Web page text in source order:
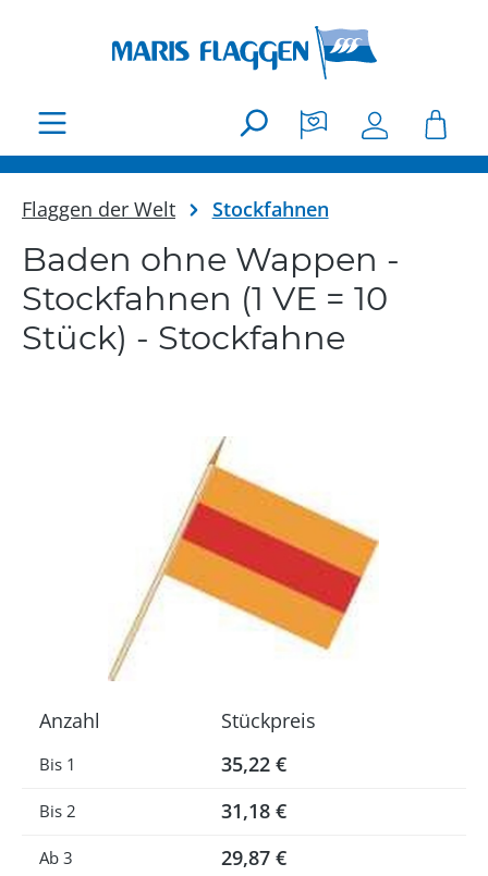
Flaggen der Welt Stockfahnen
Baden ohne Wappen -
Stockfahnen (1 VE = 10
Stück) - Stockfahne
Bildergalerie überspringen
Anzahl Stückpreis
Bis 1 35,22 €
Bis2 31,18 €
Ab3 29,87 €